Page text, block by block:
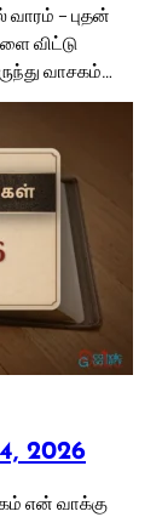
வாரம் – புதன்
விட்டு
வாசகம்…
2026
என் வாக்கு